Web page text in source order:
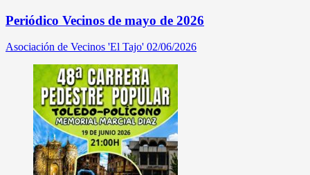
Periódico Vecinos de mayo de 2026
Asociación de Vecinos 'El Tajo' 02/06/2026